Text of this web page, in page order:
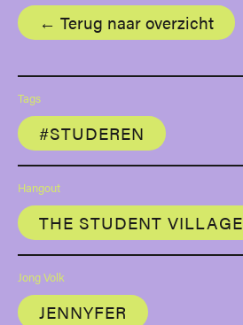
← Terug naar overzicht
Tags
#STUDEREN
Hangout
THE STUDENT VILLAGE
Jong Volk
JENNYFER